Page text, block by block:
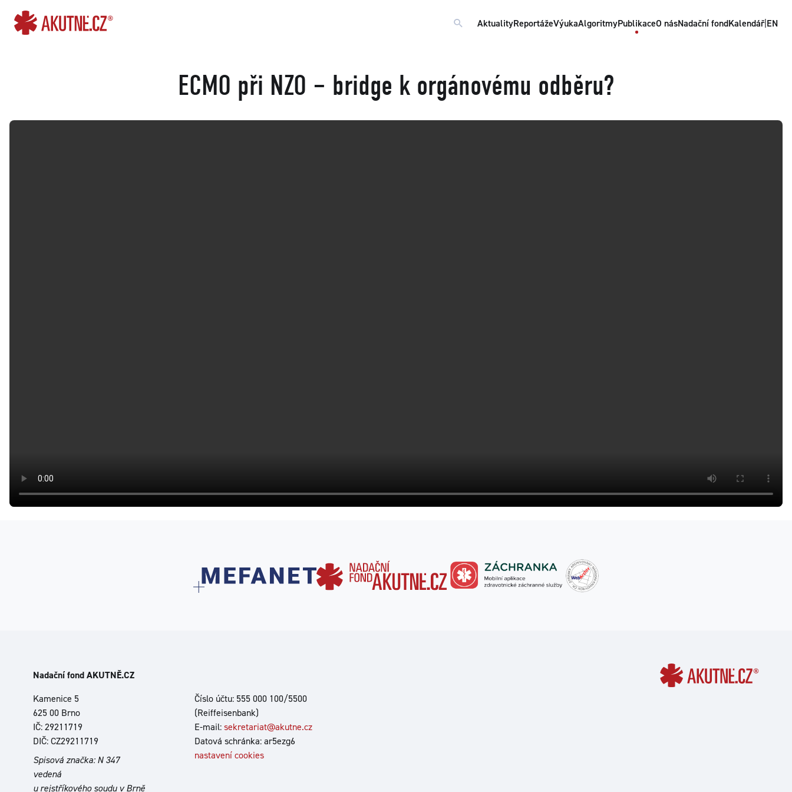
AktualityReportážeVýukaAlgoritmyPublikaceO násNadační fondKalendář|EN
ECMO při NZO – bridge k orgánovému odběru?
Nadační fond AKUTNĚ.CZ
Kamenice 5
625 00 Brno
IČ: 29211719
DIČ: CZ29211719
Spisová značka: N 347
vedená
u rejstříkového soudu v Brně
Číslo účtu: 555 000 100/5500
(Reiffeisenbank)
E-mail:sekretariat@akutne.cz
Datová schránka: ar5ezg6
nastavení cookies